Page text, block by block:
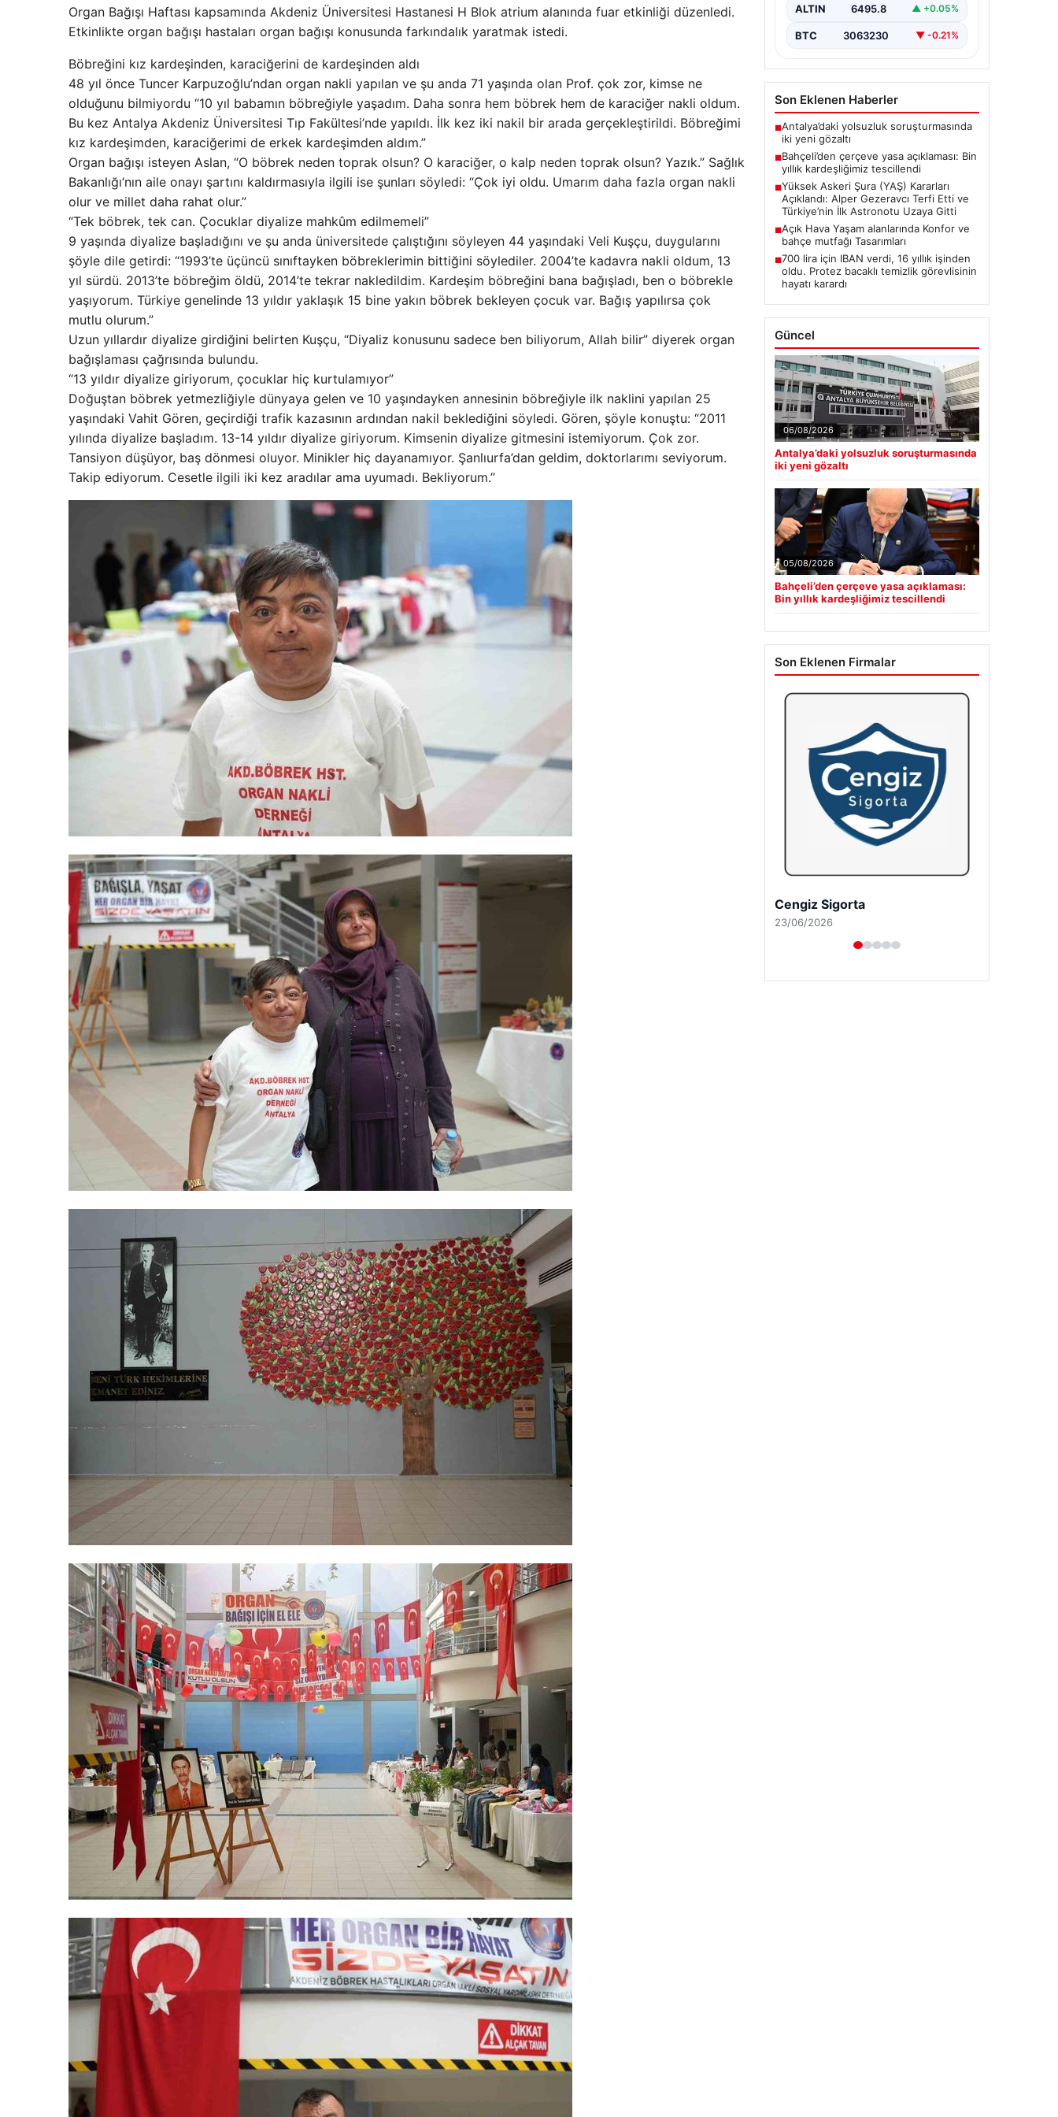
Organ Bağışı Haftası kapsamında Akdeniz Üniversitesi Hastanesi H Blok atrium alanında fuar etkinliği düzenledi.
Etkinlikte organ bağışı hastaları organ bağışı konusunda farkındalık yaratmak istedi.
Böbreğini kız kardeşinden, karaciğerini de kardeşinden aldı
48 yıl önce Tuncer Karpuzoğlu’ndan organ nakli yapılan ve şu anda 71 yaşında olan Prof. çok zor, kimse ne
olduğunu bilmiyordu “10 yıl babamın böbreğiyle yaşadım. Daha sonra hem böbrek hem de karaciğer nakli oldum.
Bu kez Antalya Akdeniz Üniversitesi Tıp Fakültesi’nde yapıldı. İlk kez iki nakil bir arada gerçekleştirildi. Böbreğimi
kız kardeşimden, karaciğerimi de erkek kardeşimden aldım.”
Organ bağışı isteyen Aslan, “O böbrek neden toprak olsun? O karaciğer, o kalp neden toprak olsun? Yazık.” Sağlık
Bakanlığı’nın aile onayı şartını kaldırmasıyla ilgili ise şunları söyledi: “Çok iyi oldu. Umarım daha fazla organ nakli
olur ve millet daha rahat olur.”
“Tek böbrek, tek can. Çocuklar diyalize mahkûm edilmemeli”
9 yaşında diyalize başladığını ve şu anda üniversitede çalıştığını söyleyen 44 yaşındaki Veli Kuşçu, duygularını
şöyle dile getirdi: “1993’te üçüncü sınıftayken böbreklerimin bittiğini söylediler. 2004’te kadavra nakli oldum, 13
yıl sürdü. 2013’te böbreğim öldü, 2014’te tekrar nakledildim. Kardeşim böbreğini bana bağışladı, ben o böbrekle
yaşıyorum. Türkiye genelinde 13 yıldır yaklaşık 15 bine yakın böbrek bekleyen çocuk var. Bağış yapılırsa çok
mutlu olurum.”
Uzun yıllardır diyalize girdiğini belirten Kuşçu, “Diyaliz konusunu sadece ben biliyorum, Allah bilir” diyerek organ
bağışlaması çağrısında bulundu.
“13 yıldır diyalize giriyorum, çocuklar hiç kurtulamıyor”
Doğuştan böbrek yetmezliğiyle dünyaya gelen ve 10 yaşındayken annesinin böbreğiyle ilk naklini yapılan 25
yaşındaki Vahit Gören, geçirdiği trafik kazasının ardından nakil beklediğini söyledi. Gören, şöyle konuştu: “2011
yılında diyalize başladım. 13-14 yıldır diyalize giriyorum. Kimsenin diyalize gitmesini istemiyorum. Çok zor.
Tansiyon düşüyor, baş dönmesi oluyor. Minikler hiç dayanamıyor. Şanlıurfa’dan geldim, doktorlarımı seviyorum.
Takip ediyorum. Cesetle ilgili iki kez aradılar ama uyumadı. Bekliyorum.”
Milliyetçi Hareket…
ALTIN 6495.8 ▲ +0.05%
BTC 3063230 ▼ -0.21%
Son Eklenen Haberler
■Antalya’daki yolsuzluk soruşturmasında
iki yeni gözaltı
■Bahçeli’den çerçeve yasa açıklaması: Bin
yıllık kardeşliğimiz tescillendi
■Yüksek Askeri Şura (YAŞ) Kararları
Açıklandı: Alper Gezeravcı Terfi Etti ve
Türkiye’nin İlk Astronotu Uzaya Gitti
■Açık Hava Yaşam alanlarında Konfor ve
bahçe mutfağı Tasarımları
■700 lira için IBAN verdi, 16 yıllık işinden
oldu. Protez bacaklı temizlik görevlisinin
hayatı karardı
Güncel
06/08/2026
Antalya’daki yolsuzluk soruşturmasında
iki yeni gözaltı
05/08/2026
Bahçeli’den çerçeve yasa açıklaması:
Bin yıllık kardeşliğimiz tescillendi
Son Eklenen Firmalar
Hastaş Beton
26/05/2026